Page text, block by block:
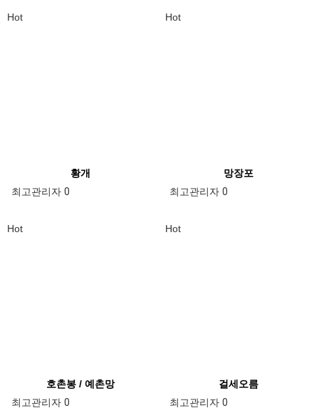
Hot
황개
최고관리자 0
Hot
망장포
최고관리자 0
Hot
호촌봉 / 예촌망
최고관리자 0
Hot
걸세오름
최고관리자 0